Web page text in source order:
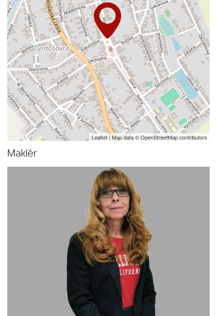
Leaflet | Map data ©OpenStreetMapcontributors
Maklér